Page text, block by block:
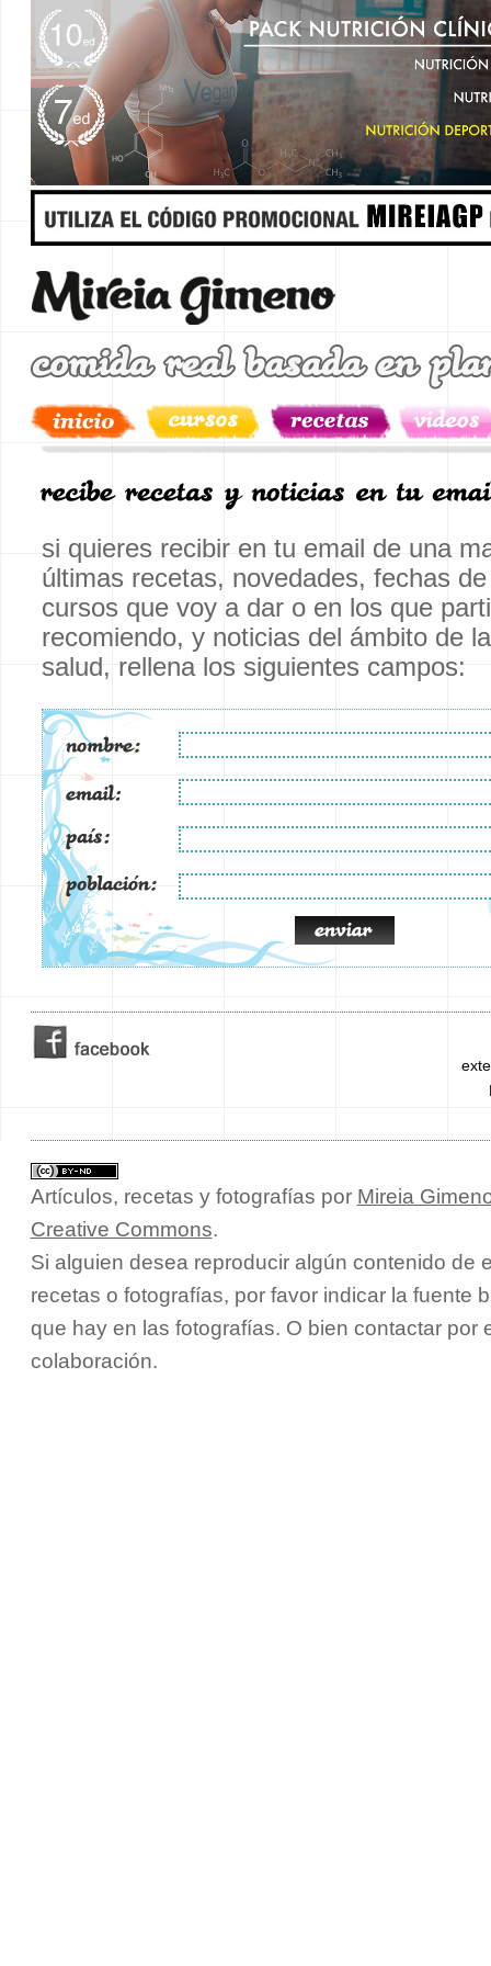
si quieres recibir en tu email de una
últimas recetas, novedades, fechas
cursos que voy a dar o en los que
recomiendo, y noticias del ámbito de
salud, rellena los siguientes campos:
Artículos, recetas y fotografías por Mireia
Creative Commons.
Si alguien desea reproducir algún contenido de
recetas o fotografías, por favor indicar la fuente
que hay en las fotografías. O bien contactar por
colaboración.